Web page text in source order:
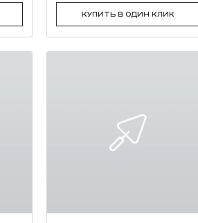
КУПИТЬ В ОДИН КЛИК